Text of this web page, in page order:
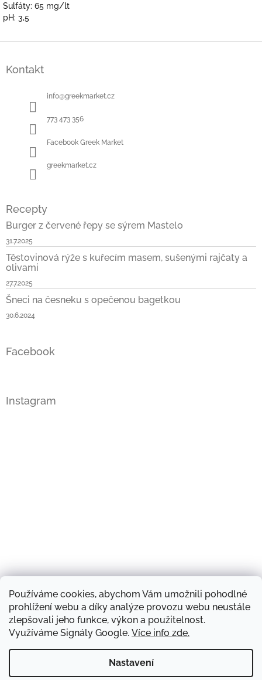
Používáme cookies, abychom Vám umožnili pohodlné
prohlížení webu a díky analýze provozu webu neustále
zlepšovali jeho funkce, výkon a použitelnost.
Využíváme Signály Google. Více info zde.
Nastavení
Sulfáty: 65 mg/lt
pH: 3,5
Kontakt
info@greekmarket.cz
773 473 356
Facebook Greek Market
greekmarket.cz
Recepty
Burger z červené řepy se sýrem Mastelo
31.7.2025
Těstovinová rýže s kuřecím masem, sušenými rajčaty a
olivami
27.7.2025
Šneci na česneku s opečenou bagetkou
30.6.2024
Facebook
Instagram
Sledovat na Instagramu
Náš obchod a kontakty Hodnocení obchodu
Produkty a značky
Doprava zboží
Blog Obchodní podmínky Napište nám